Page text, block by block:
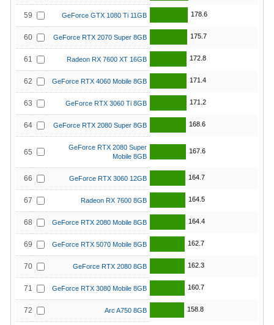
59 GeForce GTX 1080 Ti 11GB 178.6
60 GeForce RTX 2070 Super 8GB 175.7
61 Radeon RX 7600 XT 16GB 172.8
62 GeForce RTX 4060 Mobile 8GB 171.4
63 GeForce RTX 3060 Ti 8GB 171.2
64 GeForce RTX 2080 Super 8GB 168.6
65
GeForce RTX 2080 Super
Mobile 8GB
167.6
66 GeForce RTX 3060 12GB 164.7
67 Radeon RX 7600 8GB 164.5
68 GeForce RTX 2080 Mobile 8GB 164.4
69 GeForce RTX 5070 Mobile 8GB 162.7
70 GeForce RTX 2080 8GB 162.3
71 GeForce RTX 3080 Mobile 8GB 160.7
72 Arc A750 8GB 158.8